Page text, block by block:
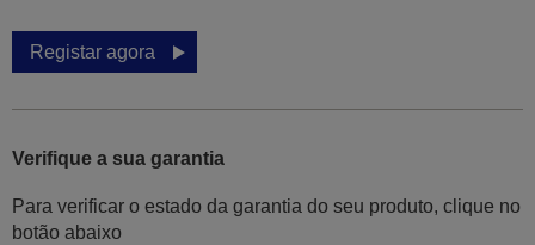
Registar agora
Verifique a sua garantia
Para verificar o estado da garantia do seu produto, clique no
botão abaixo